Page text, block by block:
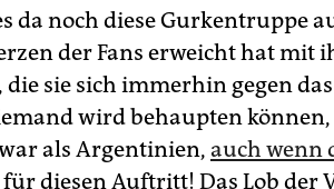
da noch diese Gurkentruppe
der Fans erweicht hat mit
sie sich immerhin gegen
wird behaupten
als Argentinien, auch wenn
für diesen Auftritt! Das Lob der